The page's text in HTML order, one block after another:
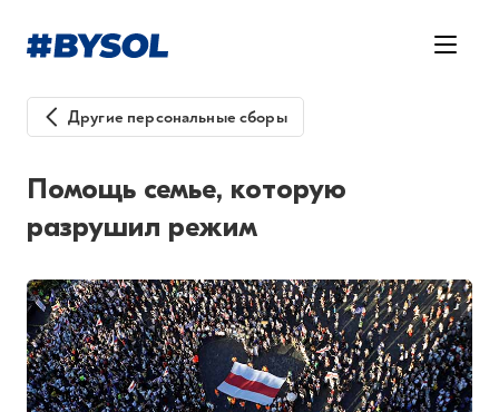
Другие персональные сборы
Помощь семье, которую
разрушил режим